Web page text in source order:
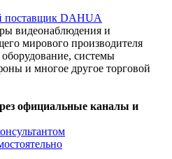
DAHUA
видеонаблюдения и
мирового производителя
системы
и многое другое торговой
официальные каналы и